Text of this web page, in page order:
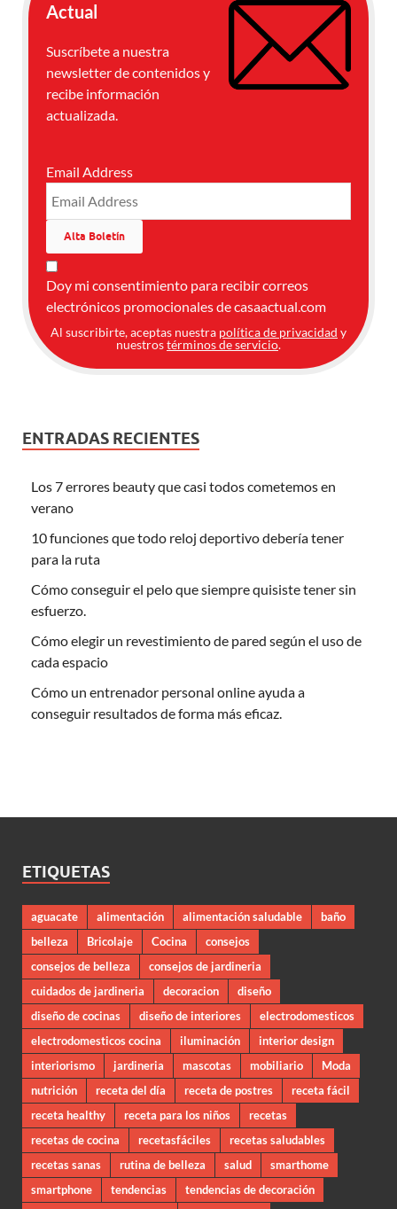
Actual
Suscríbete a nuestra
newsletter de contenidos y
recibe información
actualizada.
Email Address
Doy mi consentimiento para recibir correos
electrónicos promocionales de casaactual.com
Al suscribirte, aceptas nuestra política de privacidad y
nuestrostérminos de servicio.
ENTRADAS RECIENTES
Los 7 errores beauty que casi todos cometemos en
verano
10 funciones que todo reloj deportivo debería tener
para la ruta
Cómo conseguir el pelo que siempre quisiste tener sin
esfuerzo.
Cómo elegir un revestimiento de pared según el uso de
cada espacio
Cómo un entrenador personal online ayuda a
conseguir resultados de forma más eficaz.
ETIQUETAS
aguacate alimentación alimentación saludable
baño
belleza
Bricolaje Cocina
consejos
consejos de belleza
consejos de jardineria
cuidados de jardineria
decoracion
diseño
diseño de cocinas
diseño de interiores
electrodomesticos
electrodomesticos cocina
iluminación
interior design
interiorismo
jardineria mascotas mobiliario
Moda
nutrición
receta del día receta de postres
receta fácil
receta healthy
receta para los niños
recetas
recetas de cocina
recetasfáciles
recetas saludables
recetas sanas
rutina de belleza salud
smarthome
smartphone
tendencias
tendencias de decoración